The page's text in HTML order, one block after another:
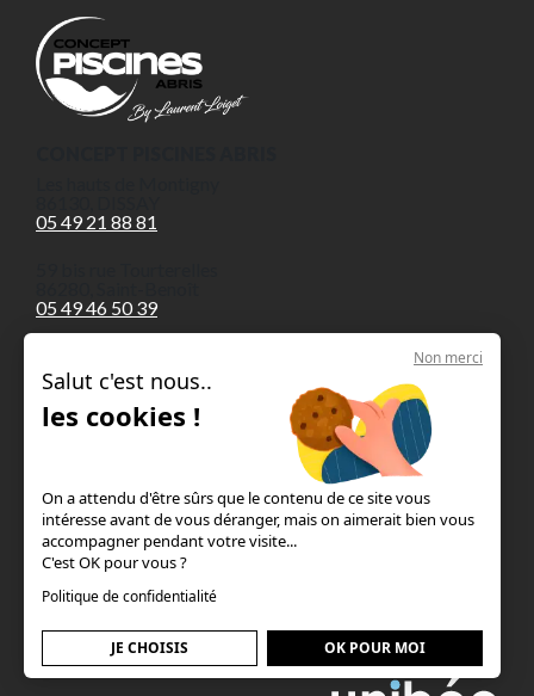
05 49 21 88 81
05 49 46 50 39
Le concept
Les guides & astuces
Mentions légales
Non merci
Salut c'est nous..
les cookies !
On a attendu d'être sûrs que le contenu de ce site vous
intéresse avant de vous déranger, mais on aimerait bien vous
accompagner pendant votre visite...
C'est OK pour vous ?
Politique de confidentialité
JE CHOISIS OK POUR MOI